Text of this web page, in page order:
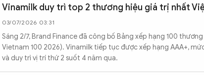
Vinamilk duy trì top 2 thương hiệu giá trị nhất
03/07/2026 03:31
Sáng 2/7, Brand Finance đã công bố Bảng xếp hạng 100
Vietnam 100 2026). Vinamilk tiếp tục được xếp hạng AAA+,
và duy trì vị trí thứ 2 suốt 4 năm qua.